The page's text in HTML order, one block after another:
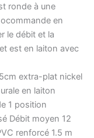
ronde à une
en
le débit et la
est en laiton avec
extra-plat nickel
en laiton
1 position
Débit moyen 12
renforcé 1.5 m